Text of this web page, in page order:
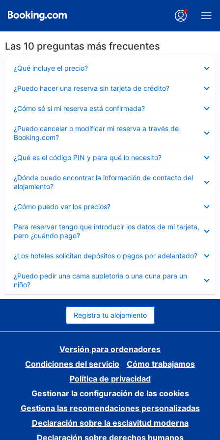
Las 10 preguntas más frecuentes
¿Qué incluye el precio?
cerrado
¿Puedo hacer una reserva sin tarjeta de crédito?
cerrado
¿Cómo sé si mi reserva está confirmada?
cerrado
¿Puedo cancelar o modificar mi reserva a través de
Booking.com?
cerrado
¿Qué es el código PIN y para qué lo necesito?
cerrado
¿Dónde puedo encontrar la información de contacto del
alojamiento?
cerrado
¿Cómo puedo ver los precios?
cerrado
Para reservar tengo que introducir los datos de mi tarjeta,
pero ¿cuándo pago?
cerrado
¿Los hoteles solicitan depósitos o pagos por adelantado?
cerrado
¿Puedo pedir una cama supletoria o una cuna para un
niño?
cerrado
Registra tu alojamiento
Versión para ordenadores
Condiciones del servicio
Cómo trabajamos
Política de privacidad
Gestionar la configuración de las cookies
Gestiona las recomendaciones personalizadas
Declaración sobre la esclavitud moderna
Declaración sobre derechos humanos